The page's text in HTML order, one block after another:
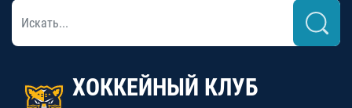
ХОККЕЙНЫЙ КЛУБ